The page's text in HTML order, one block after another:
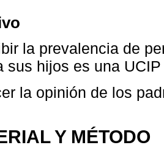
la prevalencia de
sus hijos es una
la opinión de los
Y MÉTODO